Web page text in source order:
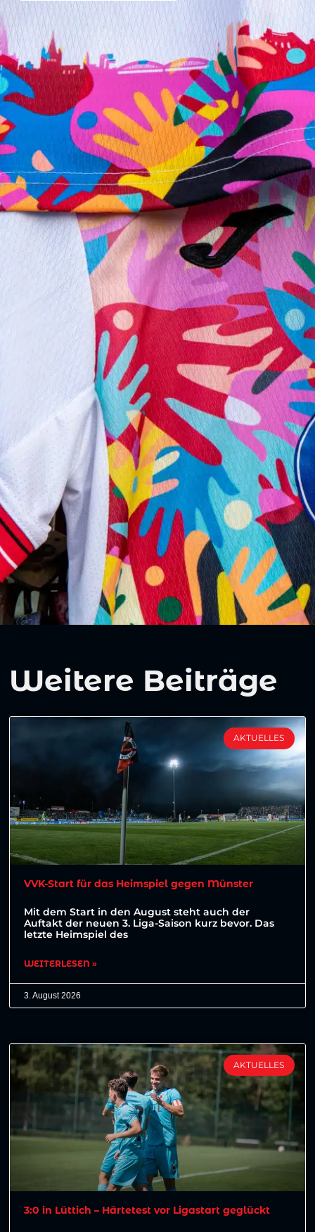
Weitere Beiträge
AKTUELLES
VVK-Start für das Heimspiel gegen Münster
Mit dem Start in den August steht auch der
Auftakt der neuen 3. Liga-Saison kurz bevor. Das
letzte Heimspiel des
WEITERLESEN »
3. August 2026
AKTUELLES
3:0 in Lüttich – Härtetest vor Ligastart geglückt